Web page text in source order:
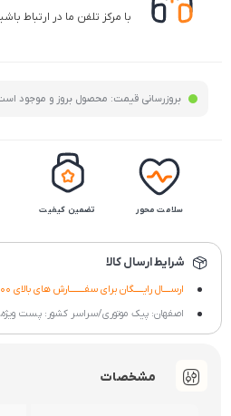
با مرکز تلفن ما در ارتباط
بروزرسانی قیمت: محصول بروز و موجود
سلامت محور تضمین کیفیت
شرایط ارسال کالا
ارســــال رایـــــگان برای سفــــــــارش های بالای 4.000,000 تومان
اصفهان: پیک موتوری/سراسر کشور: پست ویژه،
مشخصات